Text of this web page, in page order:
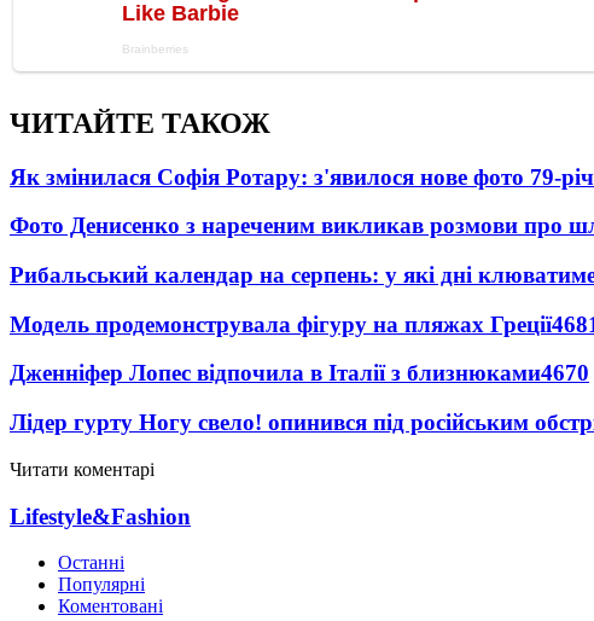
ЧИТАЙТЕ ТАКОЖ
Як змінилася Софія Ротару: з'явилося нове фото 79-
Фото Денисенко з нареченим викликав розмови про
Рибальський календар на серпень: у які дні
Модель продемонструвала фігуру на пляжах Греції
Дженніфер Лопес відпочила в Італії з близнюками4670
Лідер гурту Ногу свело! опинився під російським
Читати коментарі
Lifestyle&Fashion
Останні
Популярні
Коментовані